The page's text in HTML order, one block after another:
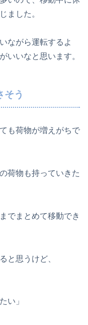
ました。
ながら運転するよ
いいなと思います。
そう
も荷物が増えがちで
荷物も持っていきた
でまとめて移動でき
と思うけど、
い」